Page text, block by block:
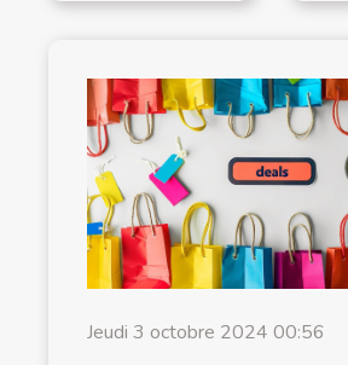
Jeudi 3 octobre 2024 00:56